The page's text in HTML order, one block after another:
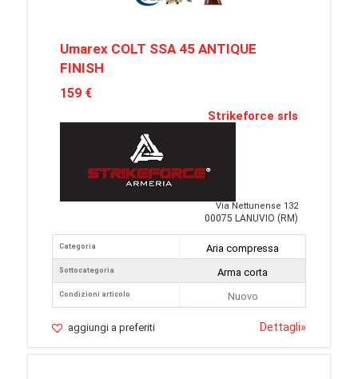
Umarex COLT SSA 45 ANTIQUE
FINISH
159 €
Strikeforce srls
Via Nettunense 132
00075 LANUVIO (RM)
Categoria
Sottocategoria
Condizioni articolo
Aria compressa
Arma corta
Nuovo
aggiungi a preferiti Dettagli»